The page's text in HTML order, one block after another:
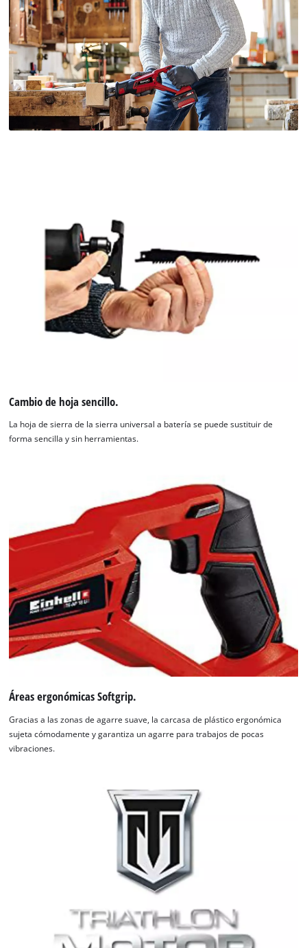
Cambio de hoja sencillo.
La hoja de sierra de la sierra universal a batería se puede sustituir de
forma sencilla y sin herramientas.
Áreas ergonómicas Softgrip.
Gracias a las zonas de agarre suave, la carcasa de plástico ergonómica
sujeta cómodamente y garantiza un agarre para trabajos de pocas
vibraciones.